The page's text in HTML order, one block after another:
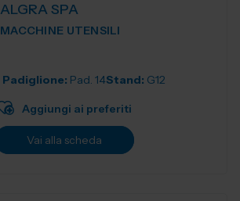
ALGRA SPA
MACCHINE UTENSILI
Padiglione: Pad. 14Stand: G12
Aggiungi ai preferiti
Vai alla scheda